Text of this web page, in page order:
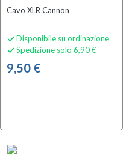
Cavo XLR Cannon
 Disponibile su ordinazione
 Spedizione solo 6,90 €
9,50 €